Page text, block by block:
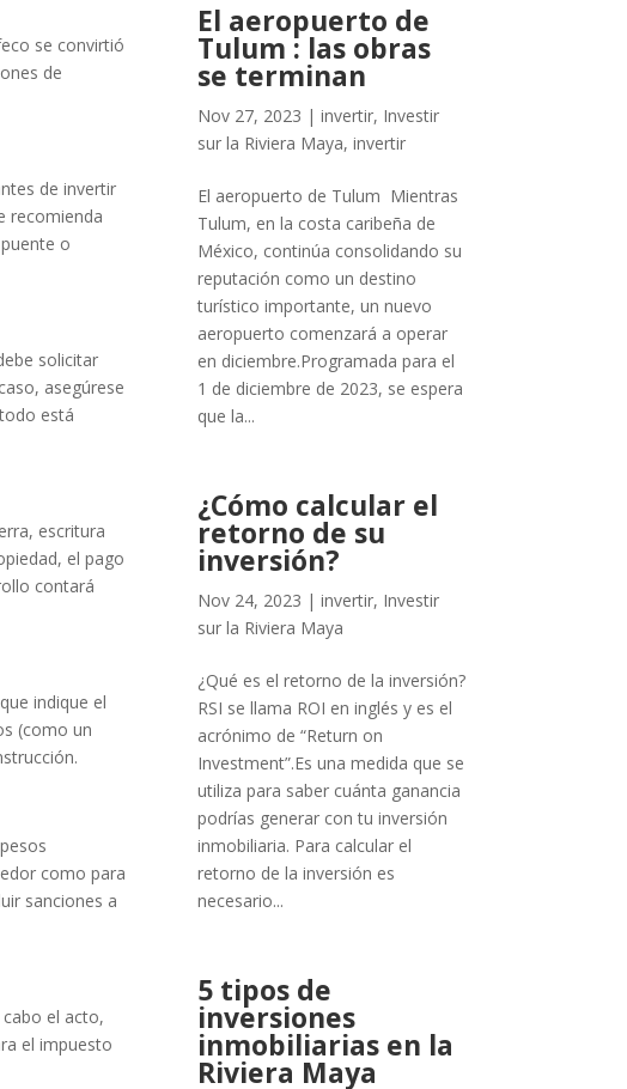
se convirtió
de
de invertir
recomienda
o
solicitar
asegúrese
está
escritura
el pago
contará
indique el
(como un
como para
sanciones a
el acto,
el impuesto
El aeropuerto de
Tulum : las obras
se terminan
Nov 27, 2023 |invertir, Investir
sur la Riviera Maya,invertir
El aeropuerto de Tulum Mientras
Tulum, en la costa caribeña de
México, continúa consolidando su
reputación como un destino
turístico importante, un nuevo
aeropuerto comenzará a operar
en diciembre.Programada para el
1 de diciembre de 2023, se espera
que la...
¿Cómo calcular el
retorno de su
inversión?
Nov 24, 2023 |invertir, Investir
sur la Riviera Maya
¿Qué es el retorno de la inversión?
RSI se llama ROI en inglés y es el
acrónimo de “Return on
Investment”.Es una medida que se
utiliza para saber cuánta ganancia
podrías generar con tu inversión
inmobiliaria. Para calcular el
retorno de la inversión es
necesario...
5 tipos de
inversiones
inmobiliarias en la
Riviera Maya